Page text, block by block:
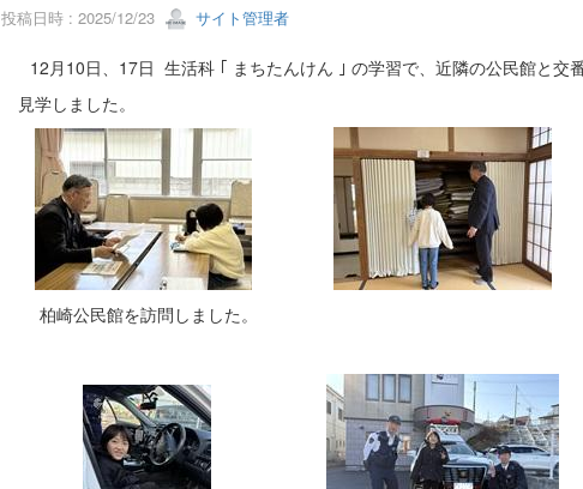
投稿日時 : 2025/12/23 サイト管理者
12月10日、17日 生活科 ｢ まちたんけん ｣ の学習で、近隣の公民館と交
見学しました。
柏崎公民館を訪問しました。